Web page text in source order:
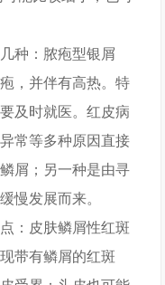
种：脓疱型银屑
，并伴有高热。特
及时就医。红皮病
常等多种原因直接
屑；另一种是由寻
慢发展而来。
：皮肤鳞屑性红斑
带有鳞屑的红斑